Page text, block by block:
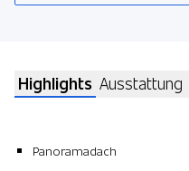
Highlights Ausstattung
Panoramadach